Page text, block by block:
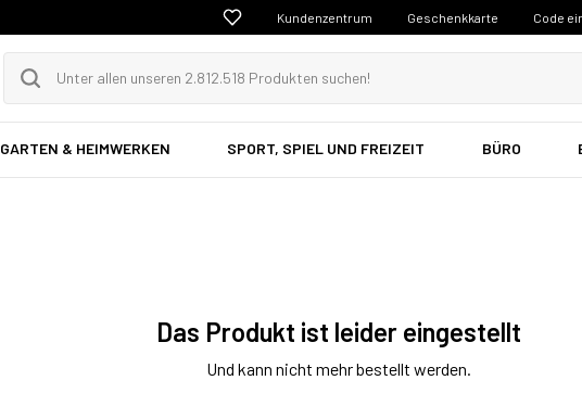
Kundenzentrum Geschenkkarte Code
GARTEN & HEIMWERKEN SPORT, SPIEL UND FREIZEIT BÜRO
Das Produkt ist leider eingestellt
Und kann nicht mehr bestellt werden.